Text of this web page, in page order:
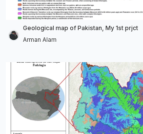
Geological map of Pakistan, My 1st prjct
Arman Alam